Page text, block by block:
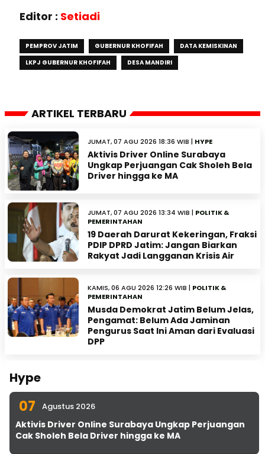
Editor : Setiadi
PEMPROV JATIM GUBERNUR KHOFIFAH
DATA KEMISKINAN
LKPJ GUBERNUR KHOFIFAH
DESA MANDIRI
ARTIKEL TERBARU
JUMAT, 07 AGU 2026 18:36 WIB | HYPE
Aktivis Driver Online Surabaya
Ungkap Perjuangan Cak Sholeh Bela
Driver hingga ke MA
JUMAT, 07 AGU 2026 13:34 WIB | POLITIK &
PEMERINTAHAN
19 Daerah Darurat Kekeringan, Fraksi
PDIP DPRD Jatim: Jangan Biarkan
Rakyat Jadi Langganan Krisis Air
KAMIS, 06 AGU 2026 12:26 WIB | POLITIK &
PEMERINTAHAN
Musda Demokrat Jatim Belum Jelas,
Pengamat: Belum Ada Jaminan
Pengurus Saat Ini Aman dari Evaluasi
DPP
Hype
07 Agustus 2026
Aktivis Driver Online Surabaya Ungkap Perjuangan
Cak Sholeh Bela Driver hingga ke MA